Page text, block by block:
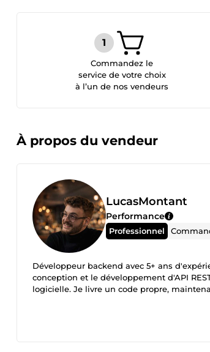
Commandez le
service de votre choix
à l’un de nos vendeurs
À propos du vendeur
LucasMontant
Performance
Professionnel
Développeur backend avec 5+ ans
conception et le développement d'API
logicielle. Je livre un code propre,
Mes domaines d'intervention : Création et
configuration de bus d'événements